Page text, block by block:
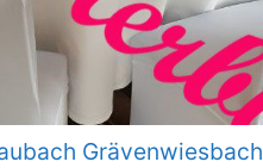
Grävenwiesbach